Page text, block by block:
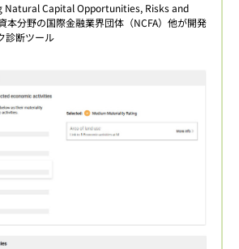
Natural Capital Opportunities, Risks and
本分野の国際金融業界団体（NCFA）他が開発
診断ツール